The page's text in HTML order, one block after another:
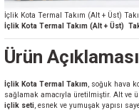
İçlik Kota Termal Takım (Alt + Üst)
İçlik Kota Termal Takım (Alt + Üst)
Ürün Açıklaması
İçlik Kota Termal Takım , soğuk hava
sağlamak amacıyla üretilmiştir. Alt ve
içlik seti , esnek ve yumuşak yapısı